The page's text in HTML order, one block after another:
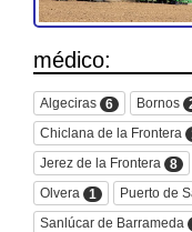
médico:
Algeciras 6 Bornos
Chiclana de la Frontera
Jerez de la Frontera
8
Olvera
1 Puerto de
Sanlúcar de Barrameda